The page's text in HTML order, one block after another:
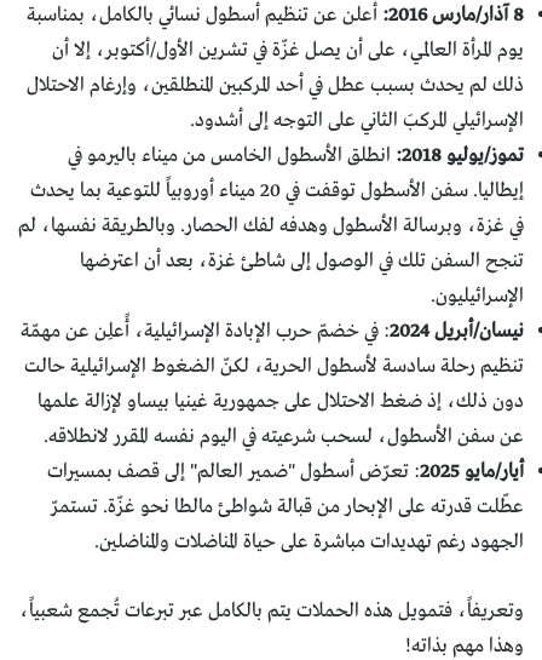
8 آذار/مارس 2016:
أعلن عن تنظيم أسطول نسائي بالكامل، بمناسبة
يوم المرأة العالمي، على أن يصل غزّة في تشرين الأول/أكتوبر، إلا أن
ذلك لم يحدث بسبب عطل في أحد المركبين المنطلقين، وإرغام الاحتلال
الإسرائيلي المركبَ الثاني على التوجه إلى أشدود.
تموز/يوليو 2018:
انطلق الأسطول الخامس من ميناء باليرمو في
إيطاليا. سفن الأسطول توقفت في 20 ميناء أوروبياً للتوعية بما يحدث
في غزة، وبرسالة الأسطول وهدفه لفك الحصار. وبالطريقة نفسها، لم
تنجح السفن تلك في الوصول إلى شاطئ غزة، بعد أن اعترضها
الإسرائيليون.
نيسان/أبريل 2024
: في خضمّ حرب الإبادة الإسرائيلية، أًعلِن عن مهمّة
تنظيم رحلة سادسة لأسطول الحرية، لكنّ الضغوط الإسرائيلية حالت
دون ذلك، إذ ضغط الاحتلال على جمهورية غينيا بيساو لإزالة علمها
عن سفن الأسطول، لسحب شرعيته في اليوم نفسه المقرر لانطلاقه.
أيار/مايو 2025
: تعرّض أسطول "ضمير العالم" إلى قصف بمسيرات
عطّلت قدرته على الإبحار من قبالة شواطئ مالطا نحو غزّة. تستمرّ
الجهود رغم تهديدات مباشرة على حياة المناضلات والمناضلين.
وتعريفاً، فتمويل هذه الحملات يتم بالكامل عبر تبرعات تُجمع شعبياً،
وهذا مهم بذاته!